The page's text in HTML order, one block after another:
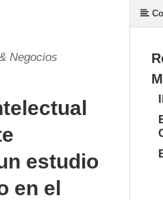
Negocios
estudio
en el